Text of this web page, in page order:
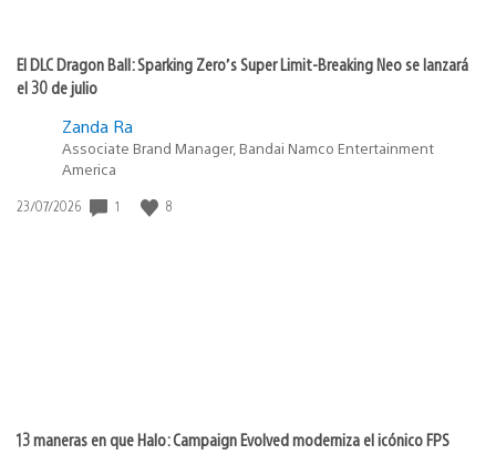
El DLC Dragon Ball: Sparking Zero’s Super Limit-Breaking Neo se lanzará
el 30 de julio
Zanda Ra
Associate Brand Manager, Bandai Namco Entertainment
America
Fecha
23/07/2026 1 8
13 maneras en que Halo: Campaign Evolved moderniza el icónico FPS